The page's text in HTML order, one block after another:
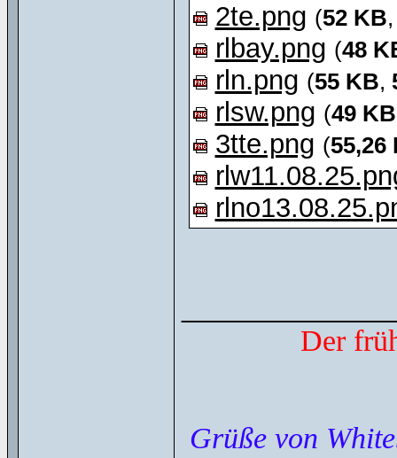
2te.png (52 KB
rlbay.png (48
rln.png (55 KB,
rlsw.png (49 KB
3tte.png (55,26
Der
Grüße von